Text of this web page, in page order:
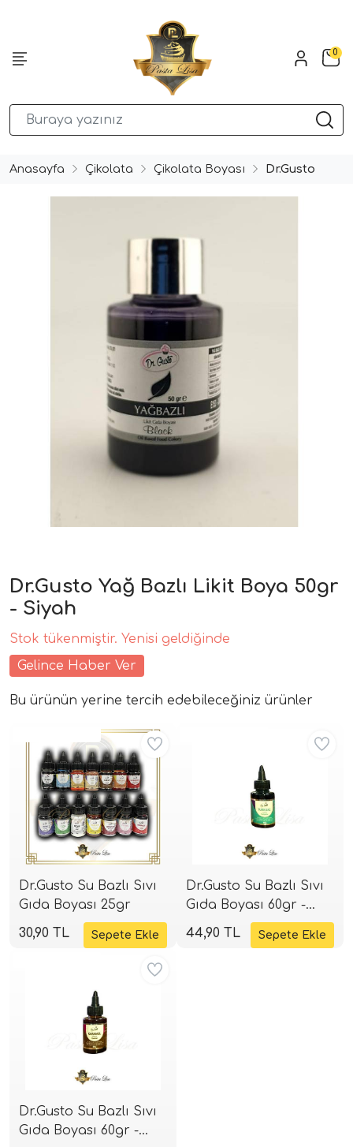
0
Anasayfa Çikolata Çikolata Boyası Dr.Gusto
Dr.Gusto Yağ Bazlı Likit Boya 50gr
- Siyah
Stok tükenmiştir. Yenisi geldiğinde
Gelince Haber Ver
Bu ürünün yerine tercih edebileceğiniz ürünler
Dr.Gusto Su Bazlı Sıvı
Gıda Boyası 25gr
30,90 TL
Dr.Gusto Su Bazlı Sıvı
Gıda Boyası 60gr -
Turkuaz
44,90 TL
Dr.Gusto Su Bazlı Sıvı
Gıda Boyası 60gr -